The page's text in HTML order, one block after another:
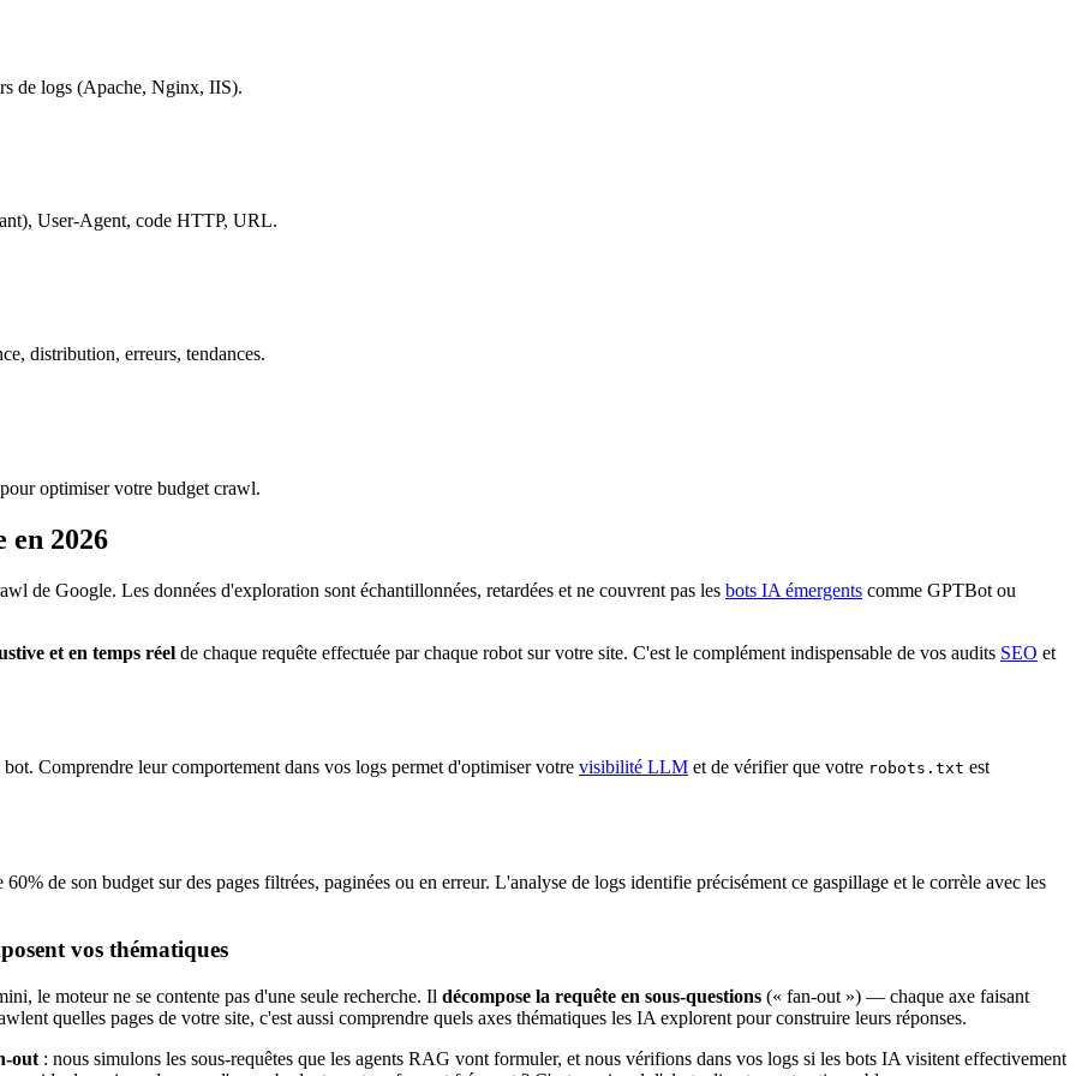
de logs (Apache, Nginx, IIS).
User-Agent, code HTTP, URL.
distribution, erreurs, tendances.
optimiser votre budget crawl.
en 2026
de Google. Les données d'exploration sont échantillonnées, retardées et ne couvrent pas les bots IA émergents comme GPTBot ou
et en temps réel de chaque requête effectuée par chaque robot sur votre site. C'est le complément indispensable de vos audits SEO et
Comprendre leur comportement dans vos logs permet d'optimiser votre visibilité LLM et de vérifier que votre robots.txt est
de son budget sur des pages filtrées, paginées ou en erreur. L'analyse de logs identifie précisément ce gaspillage et le corrèle avec les
vos thématiques
le moteur ne se contente pas d'une seule recherche. Il décompose la requête en sous-questions (« fan-out ») — chaque axe faisant
quelles pages de votre site, c'est aussi comprendre quels axes thématiques les IA explorent pour construire leurs réponses.
out : nous simulons les sous-requêtes que les agents RAG vont formuler, et nous vérifions dans vos logs si les bots IA visitent effectivement